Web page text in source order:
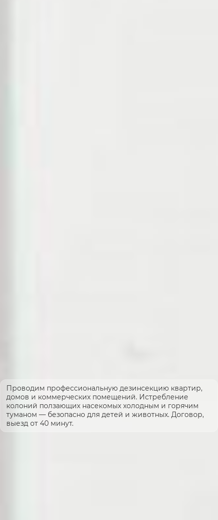
Проводим профессиональную дезинсекцию квартир,
домов и коммерческих помещений. Истребление
колоний ползающих насекомых холодным и горячим
туманом — безопасно для детей и животных. Договор,
выезд от 40 минут.